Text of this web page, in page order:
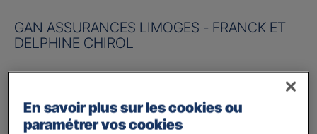
GAN ASSURANCES LIMOGES - FRANCK ET
DELPHINE CHIROL
Nom de société (Raison sociale)*
En savoir plus sur les cookies ou
paramétrer vos cookies